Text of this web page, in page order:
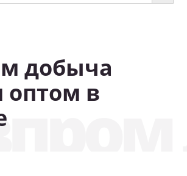
добыча
в